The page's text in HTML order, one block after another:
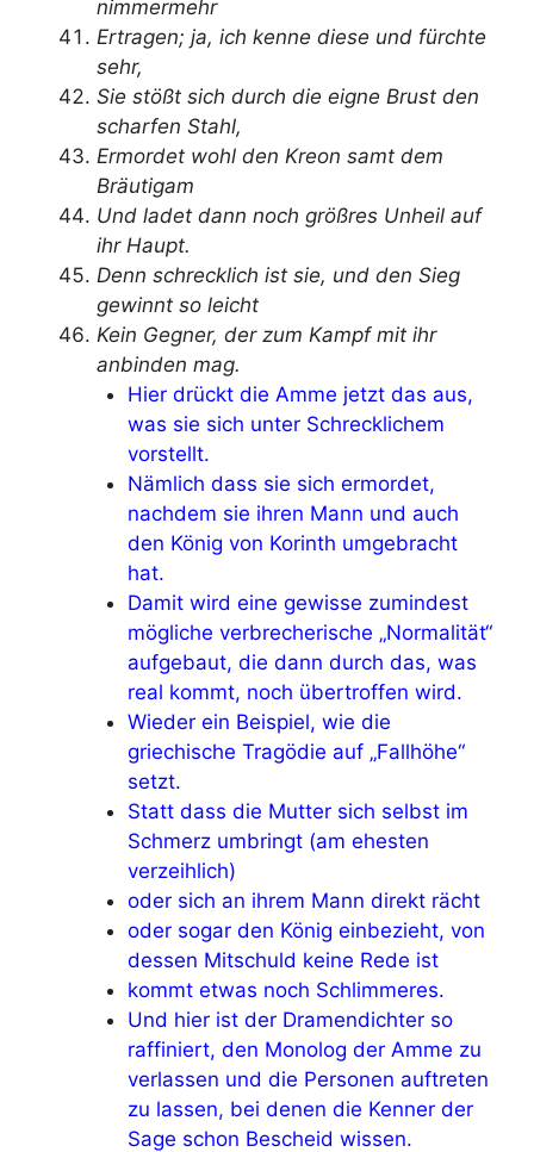
nimmermehr
Ertragen; ja, ich kenne diese und fürchte
sehr,
Sie stößt sich durch die eigne Brust den
scharfen Stahl,
Ermordet wohl den Kreon samt dem
Bräutigam
Und ladet dann noch größres Unheil auf
ihr Haupt.
Denn schrecklich ist sie, und den Sieg
gewinnt so leicht
Kein Gegner, der zum Kampf mit ihr
anbinden mag.
Hier drückt die Amme jetzt das aus,
was sie sich unter Schrecklichem
vorstellt.
Nämlich dass sie sich ermordet,
nachdem sie ihren Mann und auch
den König von Korinth umgebracht
hat.
Damit wird eine gewisse zumindest
mögliche verbrecherische „Normalität“
aufgebaut, die dann durch das, was
real kommt, noch übertroffen wird.
Wieder ein Beispiel, wie die
griechische Tragödie auf „Fallhöhe“
setzt.
Statt dass die Mutter sich selbst im
Schmerz umbringt (am ehesten
verzeihlich)
oder sich an ihrem Mann direkt rächt
oder sogar den König einbezieht, von
dessen Mitschuld keine Rede ist
kommt etwas noch Schlimmeres.
Und hier ist der Dramendichter so
raffiniert, den Monolog der Amme zu
verlassen und die Personen auftreten
zu lassen, bei denen die Kenner der
Sage schon Bescheid wissen.